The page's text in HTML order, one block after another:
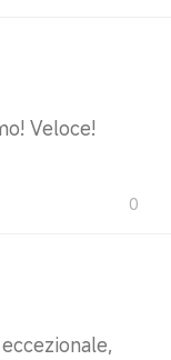
Veloce!
0